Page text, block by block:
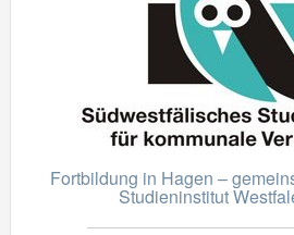
Fortbildung in Hagen –
Studieninstitut